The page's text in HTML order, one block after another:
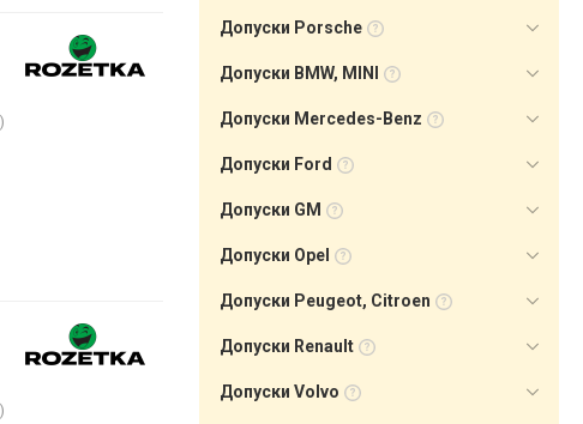
Допуски Porsche
Допуски BMW, MINI
Допуски Mercedes-Benz
Допуски Ford
Допуски GM
Допуски Opel
Допуски Peugeot, Citroen
Допуски Renault
Допуски Volvo